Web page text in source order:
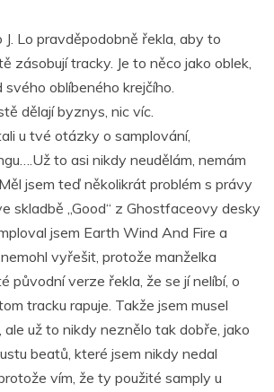
J. Lo pravděpodobně řekla, aby to
zásobují tracky. Je to něco jako oblek,
oblíbeného krejčího.
dělají byznys, nic víc.
u tvé otázky o samplování,
to asi nikdy neudělám, nemám
jsem teď několikrát problém s právy
skladbě „Good“ z Ghostfaceovy desky
jsem Earth Wind And Fire a
vyřešit, protože manželka
původní verze řekla, že se jí nelíbí, o
tracku rapuje. Takže jsem musel
už to nikdy neznělo tak dobře, jako
beatů, které jsem nikdy nedal
vím, že ty použité samply u